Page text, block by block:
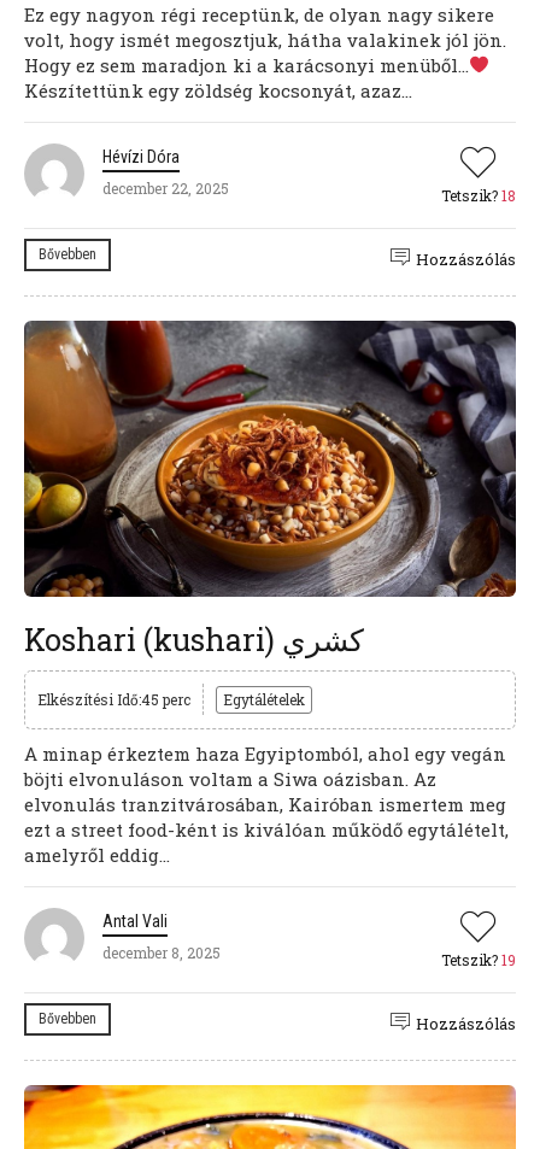
Ez egy nagyon régi receptünk, de olyan nagy sikere
volt, hogy ismét megosztjuk, hátha valakinek jól jön.
Hogy ez sem maradjon ki a karácsonyi menüből…
Készítettünk egy zöldség kocsonyát, azaz...
Hévízi Dóra
december 22, 2025
Tetszik?18
Bővebben Hozzászólás
Koshari (kushari) كشري
Elkészítési Idő:45 perc Egytálételek
A minap érkeztem haza Egyiptomból, ahol egy vegán
böjti elvonuláson voltam a Siwa oázisban. Az
elvonulás tranzitvárosában, Kairóban ismertem meg
ezt a street food-ként is kiválóan működő egytálételt,
amelyről eddig...
Antal Vali
december 8, 2025
Tetszik?19
Bővebben Hozzászólás